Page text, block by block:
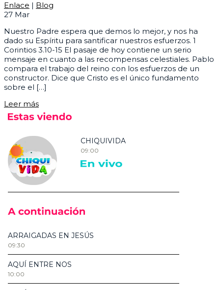
Enlace | Blog
27 Mar
Nuestro Padre espera que demos lo mejor, y nos ha
dado su Espíritu para santificar nuestros esfuerzos. 1
Corintios 3.10-15 El pasaje de hoy contiene un serio
mensaje en cuanto a las recompensas celestiales. Pablo
compara el trabajo del reino con los esfuerzos de un
constructor. Dice que Cristo es el único fundamento
sobre el […]
Leer más